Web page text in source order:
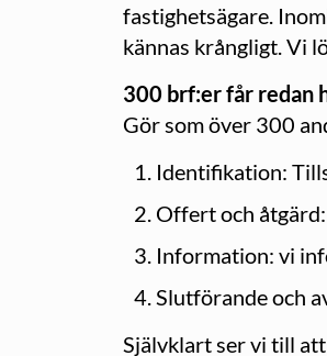
fastighetsägare.
kännas krångligt. Vi
300 brf:er får redan
Gör som över 300
Identifikation:
Offert och
Information: vi
Slutförande och
Självklart ser vi till